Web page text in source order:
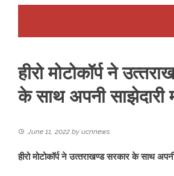
हीरो मोटोकॉर्प ने
के साथ अपनी
June 11, 2022 by ucnnews
हीरो मोटोकॉर्प ने उत्‍तराखण्‍ड सरकार के साथ